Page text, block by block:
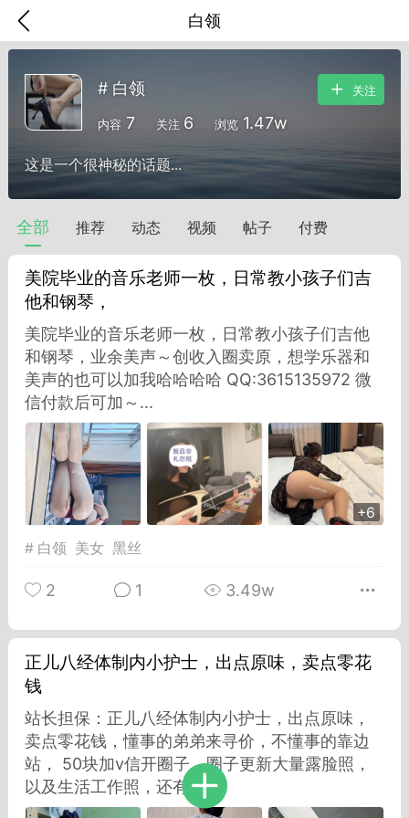
白领
味”的小姐
大二女生囡囡
Dsisley女
曲奇小饼干
小姐姐 海航在飞空姐
# 白领
内容 7 关注 6 浏览 1.47w
关注
这是一个很神秘的话题...
全部 推荐 动态 视频 帖子 付费
美院毕业的音乐老师一枚，日常教小孩子们吉
他和钢琴，
美院毕业的音乐老师一枚，日常教小孩子们吉他
和钢琴，业余美声～创收入圈卖原，想学乐器和
美声的也可以加我哈哈哈哈 QQ:3615135972 微
信付款后可加～...
+6
# 白领 美女 黑丝
2 1 3.49w
正儿八经体制内小护士，出点原味，卖点零花
钱
站长担保：正儿八经体制内小护士，出点原味，
卖点零花钱，懂事的弟弟来寻价，不懂事的靠边
站， 50块加v信开圈子，圈子更新大量露脸照，
以及生活工作照，还有...